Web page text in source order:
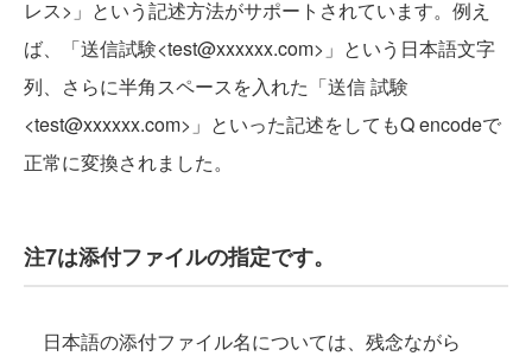
レス>」という記述方法がサポートされています。例え
ば、「送信試験<test@xxxxxx.com>」という日本語文字
列、さらに半角スペースを入れた「送信 試験
<test@xxxxxx.com>」といった記述をしてもQ encodeで
正常に変換されました。
注7は添付ファイルの指定です。
日本語の添付ファイル名については、残念ながら